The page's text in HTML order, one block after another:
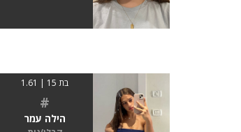
בת 15 | 1.61
#
הילה עמר